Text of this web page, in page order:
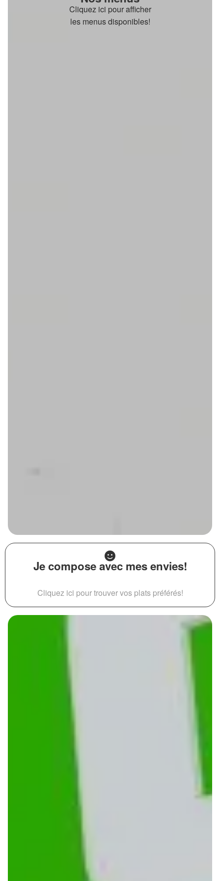
Cliquez ici pour afficher
les menus disponibles!
Je compose avec mes envies!
Cliquez ici pour trouver vos plats préférés!